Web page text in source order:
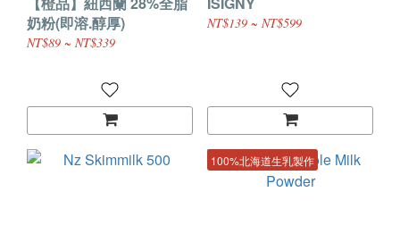
奶粉(即溶.醇厚)
NT$89 ~ NT$339
NT$139 ~ NT$599
100%北海道生乳製作